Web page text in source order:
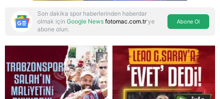
Reddet
Son dakika spor haberlerinden haberdar
olmak için Google News fotomac.com.tr'ye
abone olun.
Abone Ol